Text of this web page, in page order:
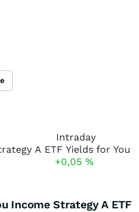
Intraday
+0,05 %
Income Strategy A ETF